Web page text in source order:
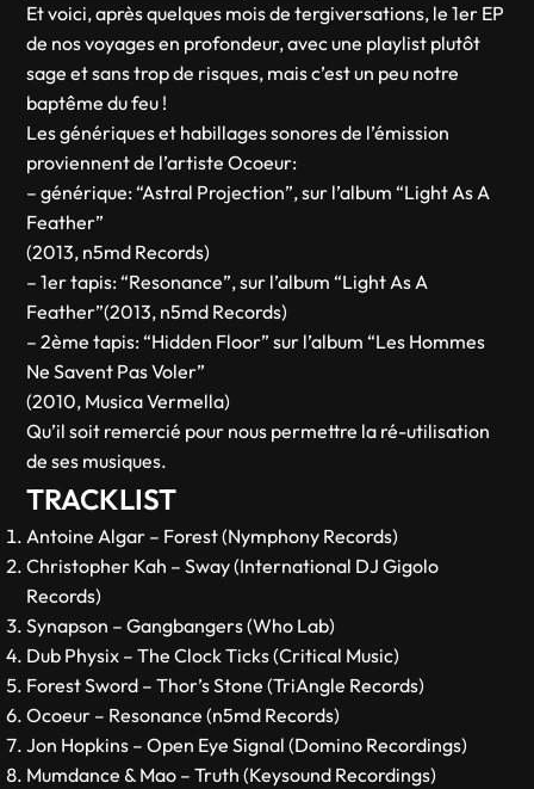
Et voici, après quelques mois de tergiversations, le 1er EP
de nos voyages en profondeur, avec une playlist plutôt
sage et sans trop de risques, mais c’est un peu notre
baptême du feu !
Les génériques et habillages sonores de l’émission
proviennent de l’artiste Ocoeur:
– générique: “Astral Projection”, sur l’album “Light As A
Feather”
(2013, n5md Records)
– 1er tapis: “Resonance”, sur l’album “Light As A
Feather”(2013, n5md Records)
– 2ème tapis: “Hidden Floor” sur l’album “Les Hommes
Ne Savent Pas Voler”
(2010, Musica Vermella)
Qu’il soit remercié pour nous permettre la ré-utilisation
de ses musiques.
TRACKLIST
Antoine Algar – Forest (Nymphony Records)
Christopher Kah – Sway (International DJ Gigolo
Records)
Synapson – Gangbangers (Who Lab)
Dub Physix – The Clock Ticks (Critical Music)
Forest Sword – Thor’s Stone (TriAngle Records)
Ocoeur – Resonance (n5md Records)
Jon Hopkins – Open Eye Signal (Domino Recordings)
Mumdance & Mao – Truth (Keysound Recordings)